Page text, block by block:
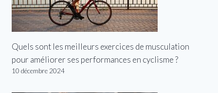
Quels sont les meilleurs exercices de musculation
pour améliorer ses performances en cyclisme ?
10 décembre 2024